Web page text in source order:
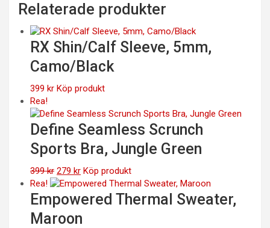
Relaterade produkter
RX Shin/Calf Sleeve, 5mm,
Camo/Black
399 kr Köp produkt
Rea!
Define Seamless Scrunch
Sports Bra, Jungle Green
399kr Det
ursprungliga
priset
var:
399 kr.
279 krDet
nuvarande
priset
är:
279 kr.
Köp produkt
Rea!
Empowered Thermal Sweater,
Maroon